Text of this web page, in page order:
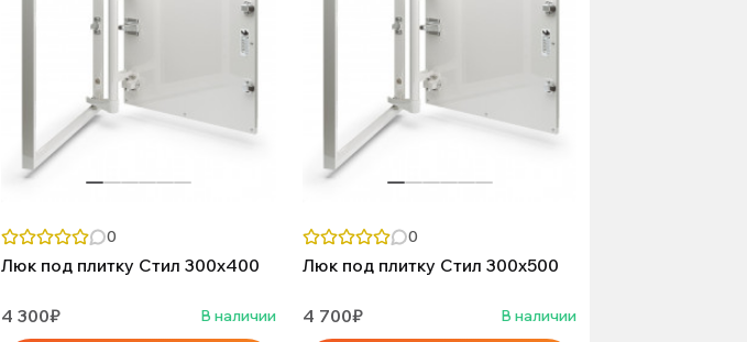
0
Люк под плитку Стил 300х400
4 300₽ В наличии
0
Люк под плитку Стил 300х500
4 700₽ В наличии